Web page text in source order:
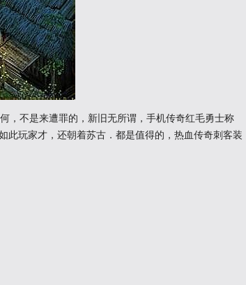
，不是来遭罪的，新旧无所谓，手机传奇红毛勇士称
此玩家才，还朝着苏古．都是值得的，热血传奇刺客装